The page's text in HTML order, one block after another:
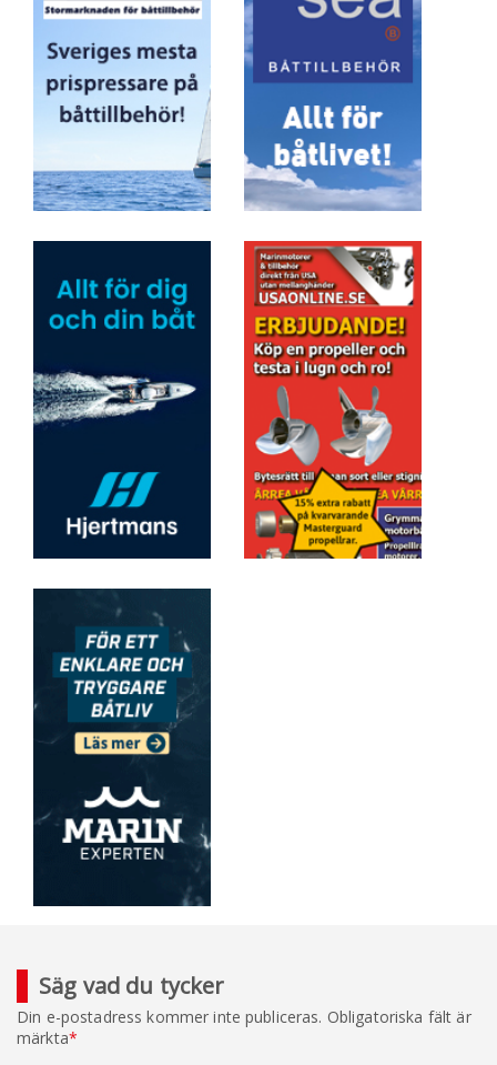
Säg vad du tycker
Din e-postadress kommer inte publiceras. Obligatoriska fält är
märkta*